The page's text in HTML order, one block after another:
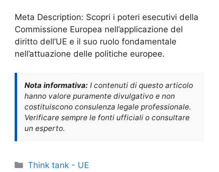
Meta Description: Scopri i poteri esecutivi della
Commissione Europea nell’applicazione del
diritto dell’UE e il suo ruolo fondamentale
nell’attuazione delle politiche europee.
Nota informativa: I contenuti di questo articolo
hanno valore puramente divulgativo e non
costituiscono consulenza legale professionale.
Verificare sempre le fonti ufficiali o consultare
un esperto.
Categorie
Think tank - UE